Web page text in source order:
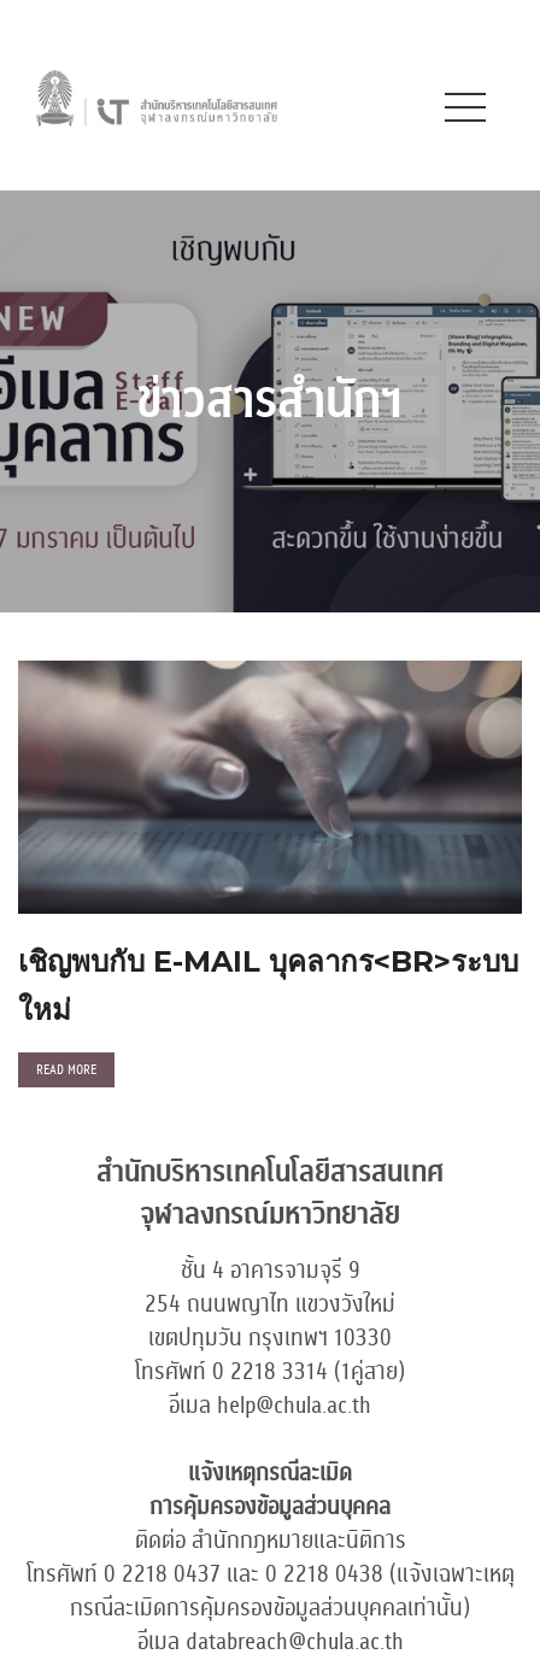
ข่าวสารสำนักฯ
เชิญพบกับ E-MAIL บุคลากร<BR>ระบบ
ใหม่
READ MORE
สำนักบริหารเทคโนโลยีสารสนเทศ
จุฬาลงกรณ์มหาวิทยาลัย
ชั้น 4 อาคารจามจุรี 9
254 ถนนพญาไท แขวงวังใหม่
เขตปทุมวัน กรุงเทพฯ 10330
โทรศัพท์ 0 2218 3314 (1คู่สาย)
อีเมล help@chula.ac.th
แจ้งเหตุกรณีละเมิด
การคุ้มครองข้อมูลส่วนบุคคล
ติดต่อ สำนักกฎหมายและนิติการ
โทรศัพท์ 0 2218 0437 และ 0 2218 0438 (แจ้งเฉพาะเหตุ
กรณีละเมิดการคุ้มครองข้อมูลส่วนบุคคลเท่านั้น)
อีเมล databreach@chula.ac.th